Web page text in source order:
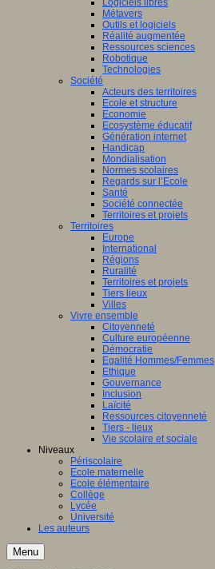
Logiciels libres
Métavers
Outils et logiciels
Réalité augmentée
Ressources sciences
Robotique
Technologies
Société
Acteurs des territoires
Ecole et structure
Economie
Ecosystème éducatif
Génération internet
Handicap
Mondialisation
Normes scolaires
Regards sur l’Ecole
Santé
Société connectée
Territoires et projets
Territoires
Europe
International
Régions
Ruralité
Territoires et projets
Tiers lieux
Villes
Vivre ensemble
Citoyenneté
Culture européenne
Démocratie
Egalité Hommes/Femmes
Ethique
Gouvernance
Inclusion
Laïcité
Ressources citoyenneté
Tiers - lieux
Vie scolaire et sociale
Niveaux
Périscolaire
Ecole maternelle
Ecole élémentaire
Collège
Lycée
Université
Les auteurs
Menu